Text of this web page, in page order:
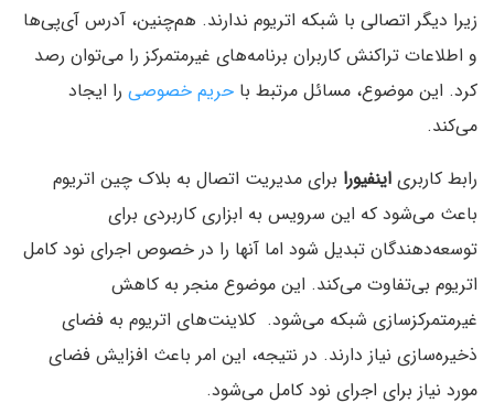
زیرا دیگر اتصالی با شبکه اتریوم ندارند. هم‌چنین، آدرس آی‌پی‌ها
و اطلاعات تراکنش کاربران برنامه‌های غیرمتمرکز را می‌توان رصد
کرد. این موضوع، مسائل مرتبط با حریم خصوصی را ایجاد
می‌کند.
رابط کاربری اینفیورا برای مدیریت اتصال به بلاک چین اتریوم
باعث می‌شود که این سرویس به ابزاری کاربردی برای
توسعه‌دهندگان تبدیل شود اما آنها را در خصوص اجرای نود کامل
اتریوم بی‌تفاوت می‌کند. این موضوع منجر به کاهش
غیرمتمرکزسازی شبکه می‌شود. کلاینت‌های اتریوم به فضای
ذخیره‌سازی نیاز دارند. در نتیجه، این امر باعث افزایش فضای
مورد نیاز برای اجرای نود کامل می‌شود.